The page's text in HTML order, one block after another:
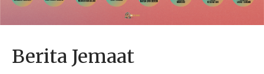
Berita Jemaat